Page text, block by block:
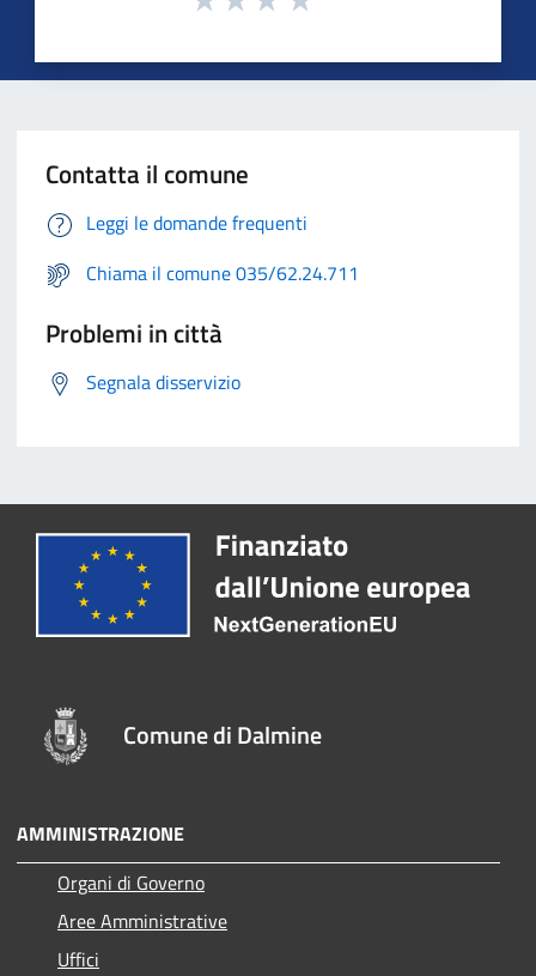
Contatta il comune
Leggi le domande frequenti
Chiama il comune 035/62.24.711
Problemi in città
Segnala disservizio
Comune di Dalmine
AMMINISTRAZIONE
Organi di Governo
Aree Amministrative
Uffici